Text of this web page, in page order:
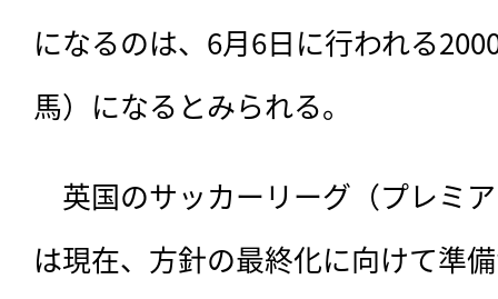
になるのは、6月6日に行われる
馬）になるとみられる。
英国のサッカーリーグ（プレミ
は現在、方針の最終化に向けて準